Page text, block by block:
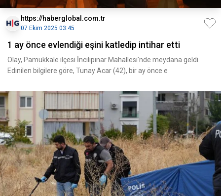
https://haberglobal.com.tr
07 Ekim 2025 03:45
1 ay önce evlendiği eşini katledip intihar etti
Olay, Pamukkale ilçesi İncilipınar Mahallesi'nde meydana geldi.
Edinilen bilgilere göre, Tunay Acar (42), bir ay önce e